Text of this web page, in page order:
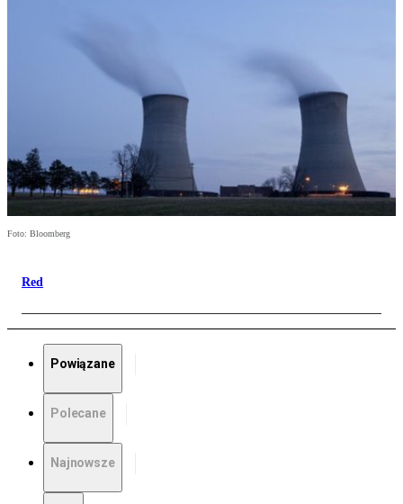
Foto: Bloomberg
Red
Powiązane
Polecane
Najnowsze